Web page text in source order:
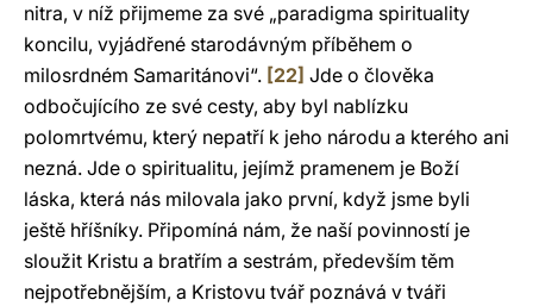
nitra, v níž přijmeme za své „paradigma spirituality
koncilu, vyjádřené starodávným příběhem o
milosrdném Samaritánovi“. [22] Jde o člověka
odbočujícího ze své cesty, aby byl nablízku
polomrtvému, který nepatří k jeho národu a kterého ani
nezná. Jde o spiritualitu, jejímž pramenem je Boží
láska, která nás milovala jako první, když jsme byli
ještě hříšníky. Připomíná nám, že naší povinností je
sloužit Kristu a bratřím a sestrám, především těm
nejpotřebnějším, a Kristovu tvář poznává v tváři